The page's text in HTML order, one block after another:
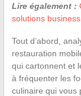
Lire également :
solutions
Tout d’abord,
restauration
qui cartonnent et
à fréquenter les
culinaire qui vous